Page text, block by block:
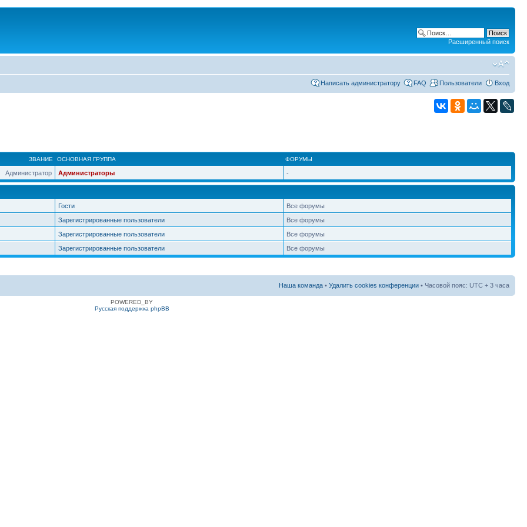
Расширенный поиск
Написать администратору FAQ Пользователи Вход
ЗВАНИЕ ОСНОВНАЯ ГРУППА ФОРУМЫ
Администратор Администраторы -
Гости
Все форумы
Зарегистрированные пользователи
Все форумы
Зарегистрированные пользователи
Все форумы
Зарегистрированные пользователи Все форумы
Наша команда • Удалить cookies конференции • Часовой пояс: UTC + 3 часа
POWERED_BY
Русская поддержка phpBB